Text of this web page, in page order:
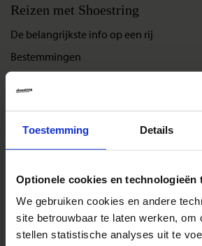
Toestemming Details
Optionele cookies en technologieën
We gebruiken cookies en andere
site betrouwbaar te laten werken, om
stellen statistische analyses uit te
Reizen met Shoestring
De belangrijkste info op een rij
Bestemmingen
Veelgestelde vragen
Inloggen op mijn.Shoestring
Reisthema's
Groepsreizen
Single reizen